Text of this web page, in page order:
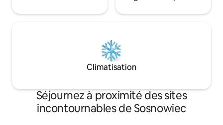
Climatisation
Séjournez à proximité des sites
incontournables de Sosnowiec